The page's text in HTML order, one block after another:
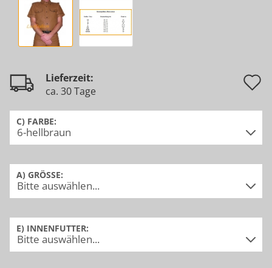
Lieferzeit:
ca. 30 Tage
C) FARBE:
A) GRÖSSE:
E) INNENFUTTER: